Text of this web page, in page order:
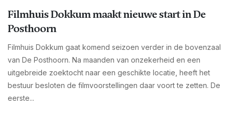
Filmhuis Dokkum maakt nieuwe start in De
Posthoorn
Filmhuis Dokkum gaat komend seizoen verder in de bovenzaal
van De Posthoorn. Na maanden van onzekerheid en een
uitgebreide zoektocht naar een geschikte locatie, heeft het
bestuur besloten de filmvoorstellingen daar voort te zetten. De
eerste...